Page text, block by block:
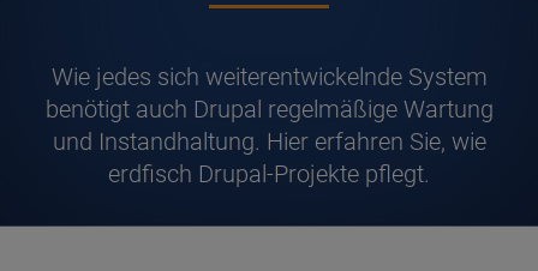
Wie jedes sich weiterentwickelnde System
benötigt auch Drupal regelmäßige Wartung
und Instandhaltung. Hier erfahren Sie, wie
erdfisch Drupal-Projekte pflegt.